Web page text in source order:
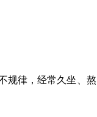
规律，经常久坐、熬